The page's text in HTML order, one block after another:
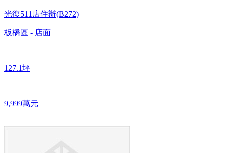
光復511店住辦(B272)
板橋區 - 店面
127.1坪
9,999萬元